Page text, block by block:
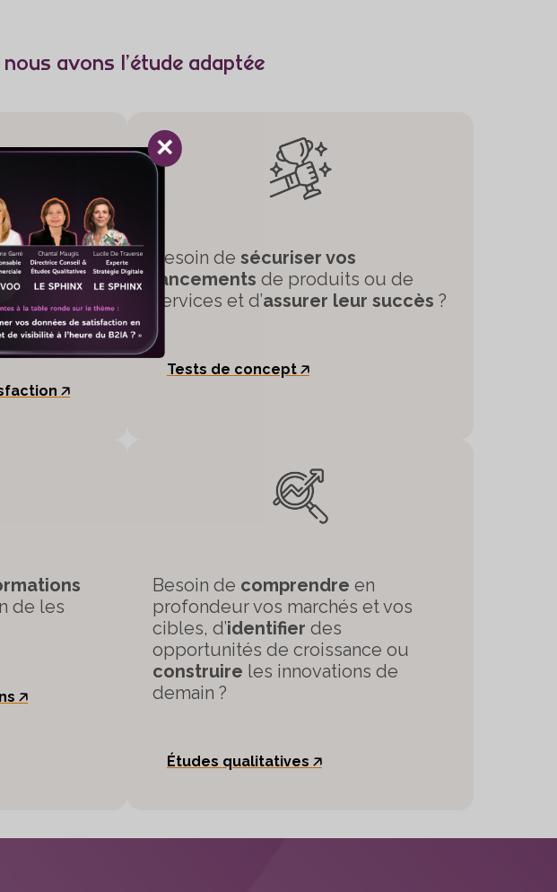
avons l’étude adaptée
de
vos clients
🡥
Besoin de sécuriser vos
lancements de produits ou de
services et d’assurer leur succès ?
Tests de concept 🡥
de les
🡥
Besoin de comprendre en
profondeur vos marchés et vos
cibles, d’identifier des
opportunités de croissance ou
construire les innovations de
demain ?
Études qualitatives 🡥